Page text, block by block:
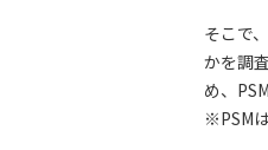
そこで
かを調
め、
※PSM